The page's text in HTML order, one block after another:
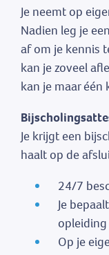
Je neemt op
Nadien leg je
af om je kennis
kan je zoveel
kan je maar één
Je krijgt een
haalt op de
24/7
Je
Op je